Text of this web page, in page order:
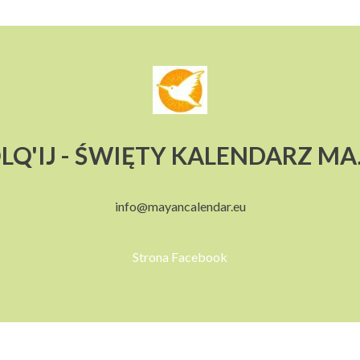
- ŚWIĘTY KALENDARZ
info@mayancalendar.eu
Strona Facebook